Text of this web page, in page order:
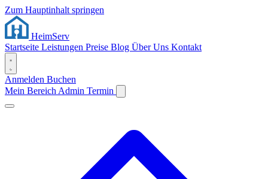
Zum Hauptinhalt springen
HeimServ
Startseite Leistungen Preise Blog Über Uns Kontakt
Anmelden Buchen
Mein Bereich Admin Termin